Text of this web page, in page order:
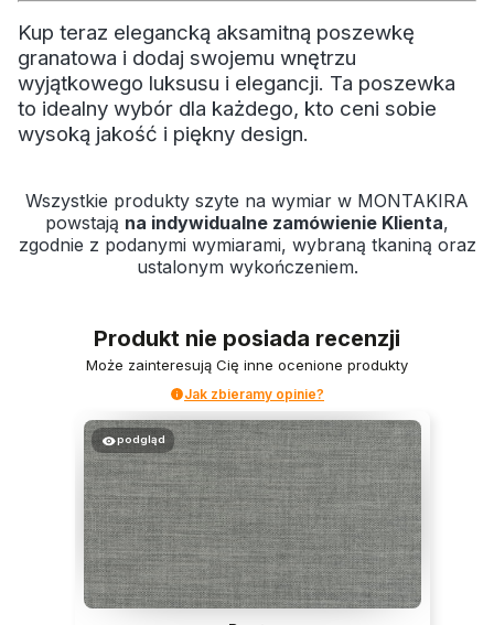
Kup teraz elegancką aksamitną poszewkę
granatowa i dodaj swojemu wnętrzu
wyjątkowego luksusu i elegancji. Ta poszewka
to idealny wybór dla każdego, kto ceni sobie
wysoką jakość i piękny design.
Wszystkie produkty szyte na wymiar w MONTAKIRA
powstają na indywidualne zamówienie Klienta,
zgodnie z podanymi wymiarami, wybraną tkaniną oraz
ustalonym wykończeniem.
Produkt nie posiada recenzji
Może zainteresują Cię inne ocenione produkty
Jak zbieramy opinie?
podgląd